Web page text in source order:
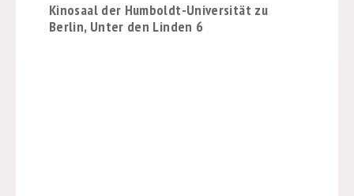
Kinosaal der Humboldt-Universität zu
Berlin, Unter den Linden 6